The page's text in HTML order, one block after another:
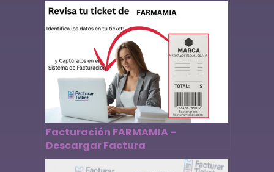
Facturación FARMAMIA –
Descargar Factura